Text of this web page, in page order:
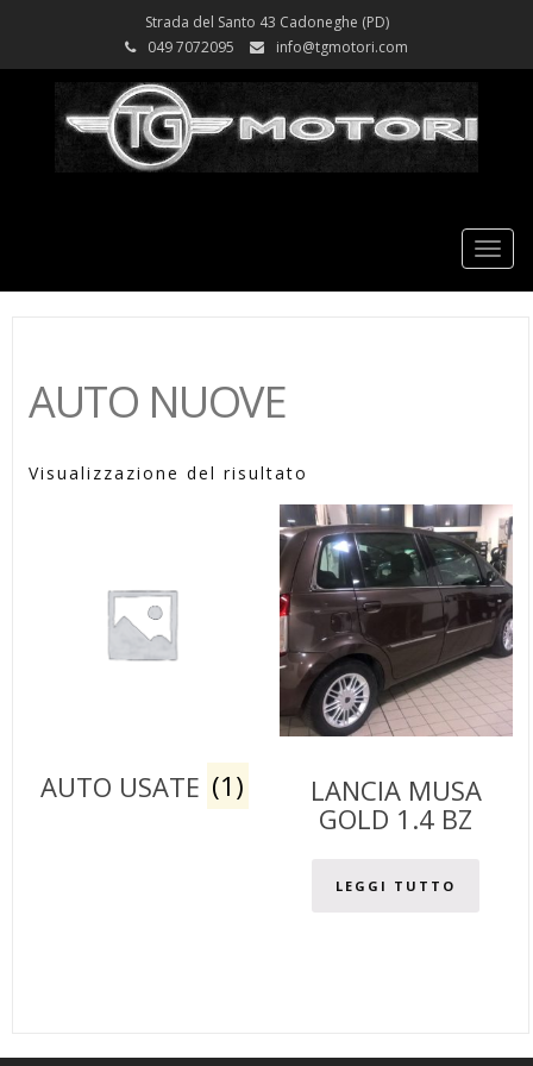
Strada del Santo 43 Cadoneghe (PD)
049 7072095
info@tgmotori.com
AUTO NUOVE
Visualizzazione del risultato
AUTO USATE (1)
LANCIA MUSA
GOLD 1.4 BZ
LEGGI TUTTO